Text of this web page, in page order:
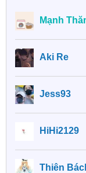
Mạnh
Aki Re
Jess93
HiHi2129
Thiên